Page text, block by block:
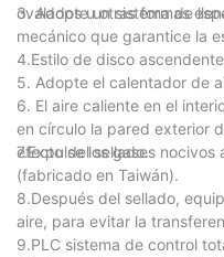
ovalados u otras formas
3. Adopte un sistema de
mecánico que garantice la
4.Estilo de disco
5. Adopte el calentador de
6. El aire caliente en el
en círculo la pared exterior
efecto del sellado.
7.Expulse los gases
(fabricado en Taiwán).
8.Después del sellado,
aire, para evitar la
9.PLC sistema de control